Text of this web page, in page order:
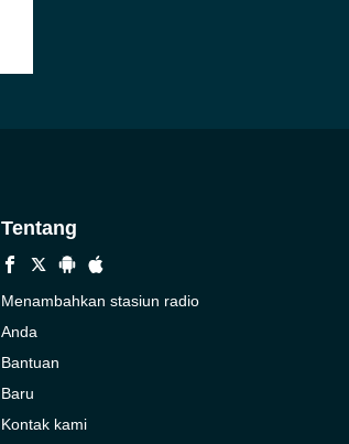
Tentang
Menambahkan stasiun radio
Anda
Bantuan
Baru
Kontak kami